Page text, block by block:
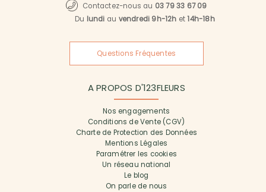
Contactez-nous au 03 79 33 67 09
Du lundi au vendredi 9h-12h et14h-18h
Questions Fréquentes
A PROPOS D'123FLEURS
Nos engagements
Conditions de Vente (CGV)
Charte de Protection des Données
Mentions Légales
Paramétrer les cookies
Un réseau national
Le blog
On parle de nous